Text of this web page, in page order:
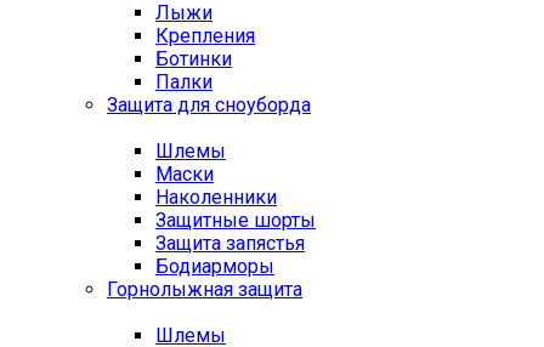
Лыжи
Крепления
Ботинки
Палки
Защита для сноуборда
Шлемы
Маски
Наколенники
Защитные шорты
Защита запястья
Бодиарморы
Горнолыжная защита
Шлемы